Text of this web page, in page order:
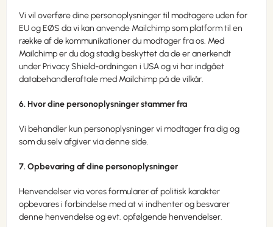
Vi vil overføre dine personoplysninger til modtagere uden for
EU og EØS da vi kan anvende Mailchimp som platform til en
række af de kommunikationer du modtager fra os. Med
Mailchimp er du dog stadig beskyttet da de er anerkendt
under Privacy Shield-ordningen i USA og vi har indgået
databehandleraftale med Mailchimp på de vilkår.
6. Hvor dine personoplysninger stammer fra
Vi behandler kun personoplysninger vi modtager fra dig og
som du selv afgiver via denne side.
7. Opbevaring af dine personoplysninger
Henvendelser via vores formularer af politisk karakter
opbevares i forbindelse med at vi indhenter og besvarer
denne henvendelse og evt. opfølgende henvendelser.